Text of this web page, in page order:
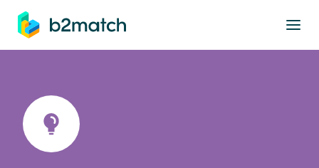
springen